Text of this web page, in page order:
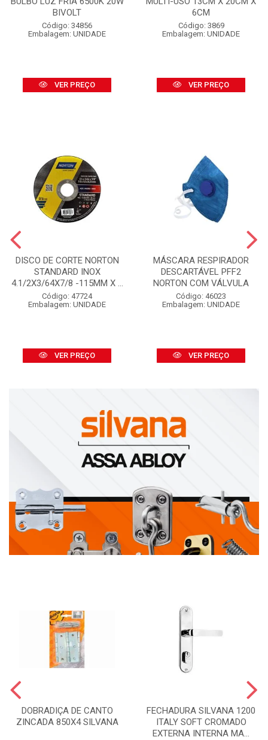
BIVOLT
Código: 34856
Embalagem: UNIDADE
VER PREÇO
6CM
Código: 3869
Embalagem: UNIDADE
VER PREÇO
DISCO DE CORTE NORTON
STANDARD INOX
4.1/2X3/64X7/8 -115MM X ...
Código: 47724
Embalagem: UNIDADE
VER PREÇO
MÁSCARA RESPIRADOR
DESCARTÁVEL PFF2
NORTON COM VÁLVULA
Código: 46023
Embalagem: UNIDADE
VER PREÇO
DOBRADIÇA DE CANTO
ZINCADA 850X4 SILVANA
FECHADURA SILVANA 1200
ITALY SOFT CROMADO
EXTERNA INTERNA MA...